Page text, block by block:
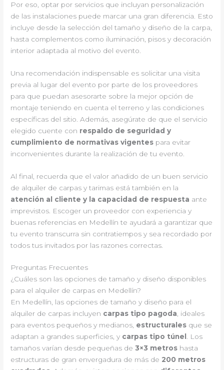
Por eso, optar por servicios que incluyan personalización
de las instalaciones puede marcar una gran diferencia. Esto
incluye desde la selección del tamaño y diseño de la carpa,
hasta complementos como iluminación, pisos y decoración
interior adaptada al motivo del evento.
Una recomendación indispensable es solicitar una visita
previa al lugar del evento por parte de los proveedores
para que puedan asesorarte sobre la mejor opción de
montaje teniendo en cuenta el terreno y las condiciones
específicas del sitio. Además, asegúrate de que el servicio
elegido cuente con respaldo de seguridad y
cumplimiento de normativas vigentes para evitar
inconvenientes durante la realización de tu evento.
Al final, recuerda que el valor añadido de un buen servicio
de alquiler de carpas y tarimas está también en la
atención al cliente y la capacidad de respuesta ante
imprevistos. Escoger un proveedor con experiencia y
buenas referencias en Medellín te ayudará a garantizar que
tu evento transcurra sin contratiempos y sea recordado por
todos tus invitados por las razones correctas.
Preguntas Frecuentes
¿Cuáles son las opciones de tamaño y diseño disponibles
para el alquiler de carpas en Medellín?
En Medellín, las opciones de tamaño y diseño para el
alquiler de carpas incluyen carpas tipo pagoda, ideales
para eventos pequeños y medianos, estructurales que se
adaptan a grandes superficies, y carpas tipo túnel . Los
tamaños varían desde pequeñas de3×3 metros hasta
estructuras de gran envergadura de más de 200 metros